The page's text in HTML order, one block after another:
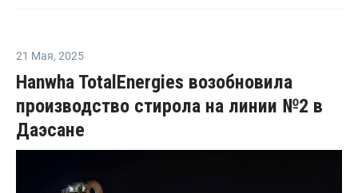
21 Мая, 2025
Hanwha TotalEnergies возобновила
производство стирола на линии №2 в
Даэсане